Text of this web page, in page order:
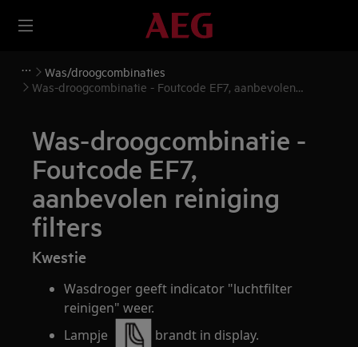
Was/droogcombinaties
Was-droogcombinatie - Foutcode EF7, aanbevolen
Was-droogcombinatie -
Foutcode EF7,
aanbevolen reiniging
filters
Kwestie
Wasdroger geeft indicator "luchtfilter
reinigen" weer.
Lampje
brandt in display.